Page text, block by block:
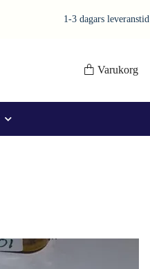
1-3 dagars leveranstid
Varukorg